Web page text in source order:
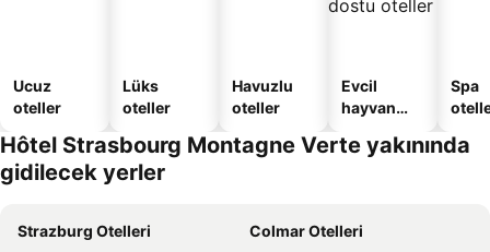
Ucuz
oteller
Lüks
oteller
Havuzlu
oteller
Evcil
hayvan
oteller
Spa
Hôtel Strasbourg Montagne Verte yakınında
gidilecek yerler
Strazburg Otelleri
Colmar Otelleri